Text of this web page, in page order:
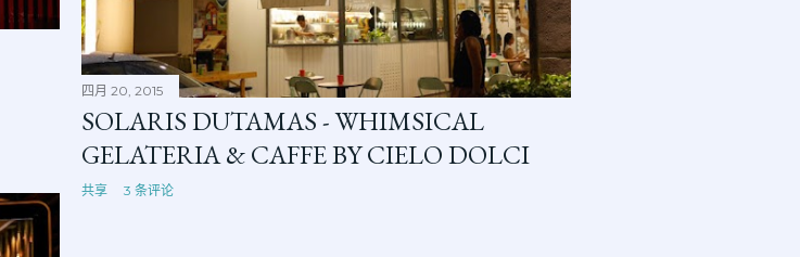
四月 20, 2015
SOLARIS DUTAMAS - WHIMSICAL
GELATERIA & CAFFE BY CIELO DOLCI
共享 3 条评论